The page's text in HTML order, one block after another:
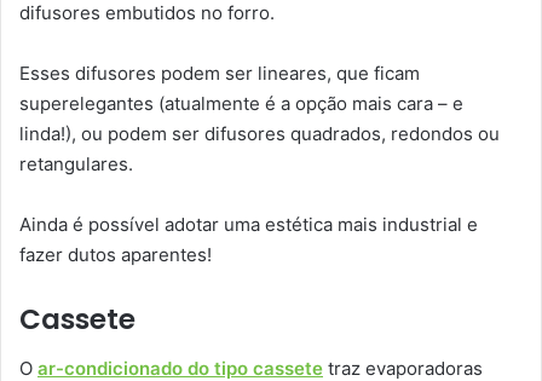
difusores embutidos no forro.
Esses difusores podem ser lineares, que ficam
superelegantes (atualmente é a opção mais cara – e
linda!), ou podem ser difusores quadrados, redondos ou
retangulares.
Ainda é possível adotar uma estética mais industrial e
fazer dutos aparentes!
Cassete
O ar-condicionado do tipo cassete traz evaporadoras